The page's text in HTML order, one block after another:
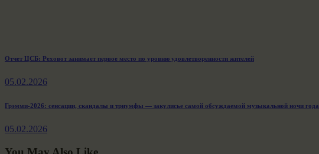
Навигация
по
Previous
Отчет ЦСБ: Реховот занимает первое место по уровню удовлетворенности жителей
05.02.2026
Next
Грэмми-2026: сенсации, скандалы и триумфы — закулисье самой обсуждаемой музыкальной ночи года
05.02.2026